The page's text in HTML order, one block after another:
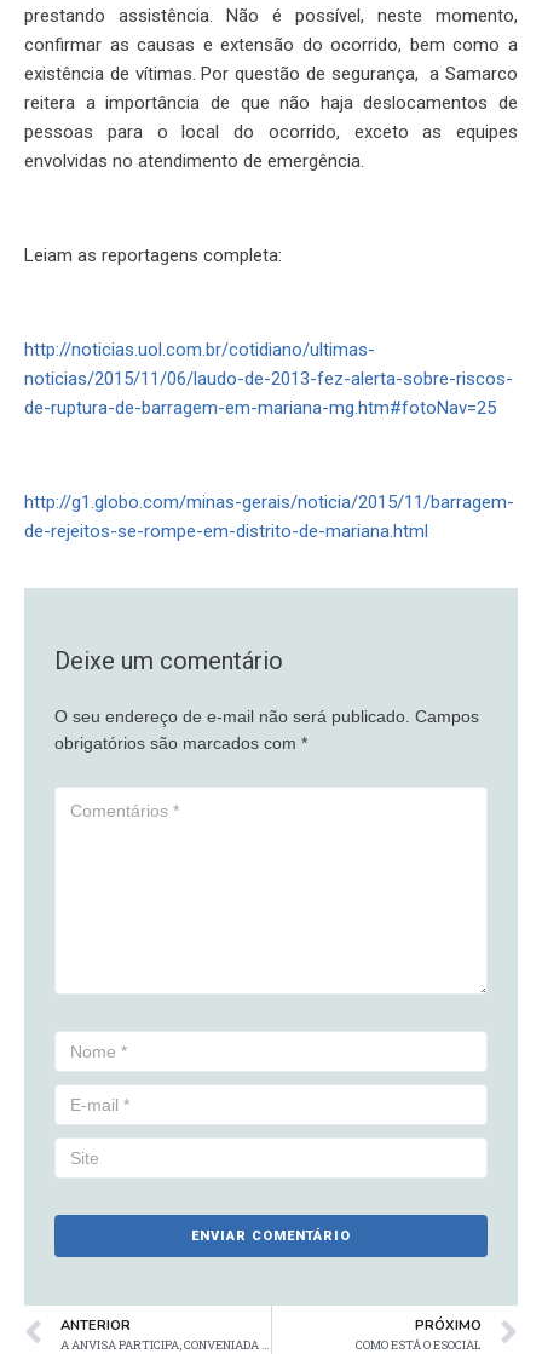
prestando assistência. Não é possível, neste momento,
confirmar as causas e extensão do ocorrido, bem como a
existência de vítimas. Por questão de segurança, a Samarco
reitera a importância de que não haja deslocamentos de
pessoas para o local do ocorrido, exceto as equipes
envolvidas no atendimento de emergência.
Leiam as reportagens completa:
http://noticias.uol.com.br/cotidiano/ultimas-
noticias/2015/11/06/laudo-de-2013-fez-alerta-sobre-riscos-
de-ruptura-de-barragem-em-mariana-mg.htm#fotoNav=25
http://g1.globo.com/minas-gerais/noticia/2015/11/barragem-
de-rejeitos-se-rompe-em-distrito-de-mariana.html
Deixe um comentário
O seu endereço de e-mail não será publicado. Campos
obrigatórios são marcados com *
ANTERIOR
A ANVISA PARTICIPA, CONVENIADA AO SENAI, DO PROJETO APPCC
PRÓXIMO
COMO ESTÁ O ESOCIAL